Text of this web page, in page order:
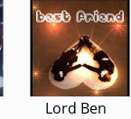
Lord Ben